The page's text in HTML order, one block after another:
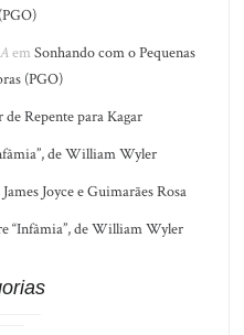
em Sonhando com o Pequenas
(PGO)
Repente para Kagar
de William Wyler
Joyce e Guimarães Rosa
“Infâmia”, de William Wyler